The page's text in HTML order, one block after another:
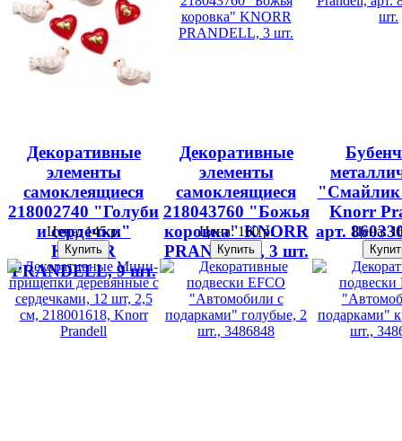
Декоративные
элементы
самоклеящиеся
218002740 "Голуби
и сердечки"
KNORR
PRANDELL, 9 шт.
Цена:145 р.
Декоративные
элементы
самоклеящиеся
218043760 "Божья
коровка" KNORR
PRANDELL, 3 шт.
Цена:160 р.
Knorr
арт. Цена: